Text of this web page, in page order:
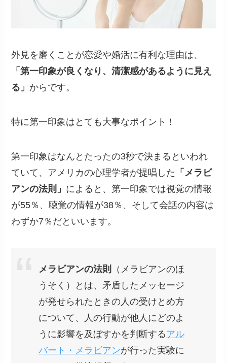
外見を磨くことが恋愛や婚活に有利な理由は、
「第一印象が良くなり、清潔感があるように見え
る」 からです。
特に第一印象はとても大事なポイント！
第一印象はなんとたったの3秒で決まるといわれ
ていて、アメリカの心理学者が提唱した 「メラビ
アンの法則」 によると、第一印象では視覚の情報
が55％、聴覚の情報が38％、そして会話の内容は
わずか7％だといいます。
メラビアンの法則
（メラビアンのほ
うそく）とは、矛盾したメッセージ
が発せられたときの人の受けとめ方
について、人の行動が他人にどのよ
うに影響を及ぼすかを判断するアル
バート・メラビアンが行った実験に